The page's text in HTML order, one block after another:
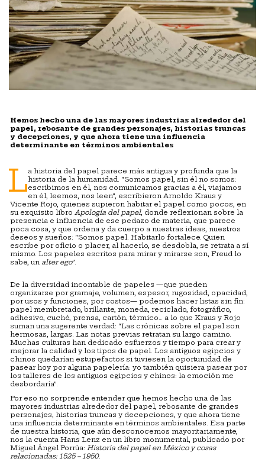
Hemos hecho una de las mayores industrias alrededor del
papel, rebosante de grandes personajes, historias truncas
y decepciones, y que ahora tiene una influencia
determinante en términos ambientales
La historia del papel parece más antigua y profunda que la
historia de la humanidad. “Somos papel, sin él no somos:
escribimos en él, nos comunicamos gracias a él, viajamos
en él, leemos, nos leen”, escribieron Arnoldo Kraus y
Vicente Rojo, quienes supieron habitar el papel como pocos, en
su exquisito libro Apología del papel, donde reflexionan sobre la
presencia e influencia de ese pedazo de materia, que parece
poca cosa, y que ordena y da cuerpo a nuestras ideas, nuestros
deseos y sueños: “Somos papel. Habitarlo fortalece. Quien
escribe por oficio o placer, al hacerlo, se desdobla, se retrata a sí
mismo. Los papeles escritos para mirar y mirarse son, Freud lo
sabe, un alter ego”.
De la diversidad incontable de papeles —que pueden
organizarse por gramaje, volumen, espesor, rugosidad, opacidad,
por usos y funciones, por costos— podemos hacer listas sin fin:
papel membretado, brillante, moneda, reciclado, fotográfico,
adhesivo, cuché, prensa, cartón, térmico… a lo que Kraus y Rojo
suman una sugerente verdad: “Las crónicas sobre el papel son
hermosas, largas. Las notas previas retratan su largo camino.
Muchas culturas han dedicado esfuerzos y tiempo para crear y
mejorar la calidad y los tipos de papel. Los antiguos egipcios y
chinos quedarían estupefactos si tuviesen la oportunidad de
pasear hoy por alguna papelería: yo también quisiera pasear por
los talleres de los antiguos egipcios y chinos: la emoción me
desbordaría”.
Por eso no sorprende entender que hemos hecho una de las
mayores industrias alrededor del papel, rebosante de grandes
personajes, historias truncas y decepciones, y que ahora tiene
una influencia determinante en términos ambientales. Esa parte
de nuestra historia, que aún desconocemos mayoritariamente,
nos la cuenta Hans Lenz en un libro monumental, publicado por
Miguel Ángel Porrúa: Historia del papel en México y cosas
relacionadas: 1525 – 1950.